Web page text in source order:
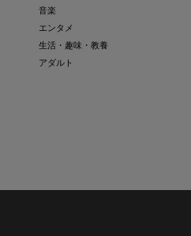
音楽
エンタメ
生活・趣味・教養
アダルト